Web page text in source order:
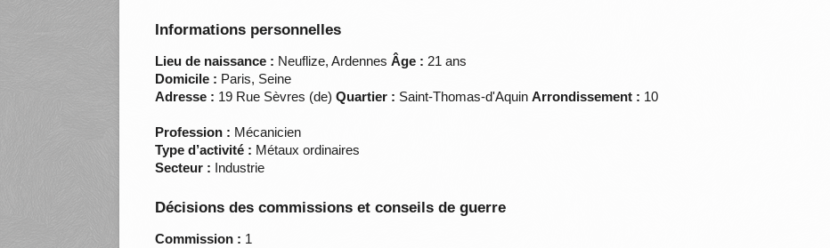
Informations personnelles
Lieu de naissance : Neuflize, Ardennes Âge : 21 ans
Domicile : Paris, Seine
Adresse : 19 Rue Sèvres (de)Quartier : Saint-Thomas-d'AquinArrondissement : 10
Profession : Mécanicien
Type d’activité : Métaux ordinaires
Secteur : Industrie
Décisions des commissions et conseils de guerre
Commission : 1